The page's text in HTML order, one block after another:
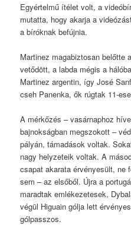
Egyértelmű ítélet volt, a
mutatta, hogy akarja a
a bíróknak befújnia.
Martinez magabiztosan belőtte
vetődött, a labda mégis a
Martinez argentin, így José
cseh Panenka, ők rúgtak 11-
A mérkőzés – vasárnaphoz
bajnokságban megszokott –
pályán, támadások voltak.
nagy helyzeteik voltak. A
csapat akarata érvényesült, ne
sem – az elsőből. Újra a
maradtak emlékezetesek,
végül Higuain gólja lett
gólpasszos.